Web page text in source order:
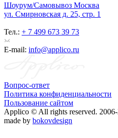
Шоурум/Самовывоз Москва
ул. Смирновская д. 25, стр. 1
Тел.: + 7 499 673 39 73
E-mail: info@applico.ru
Вопрос-ответ
Политика конфиденциальности
Пользование сайтом
Applico © All rights reserved.
made by bokovdesign